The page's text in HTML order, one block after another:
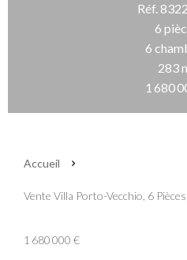
Réf.
6
6
283
1 680
Accueil
Vente Villa Porto-Vecchio, 6
1 680 000 €